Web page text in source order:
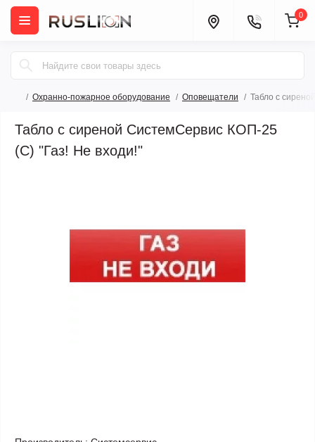
0
Охранно-пожарное оборудование Оповещатели Табло с
Табло с сиреной СистемСервис КОП-25
(С) "Газ! Не входи!"